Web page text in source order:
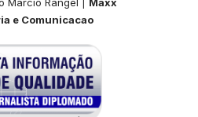
Marcio Rangel | Maxx
e Comunicacao